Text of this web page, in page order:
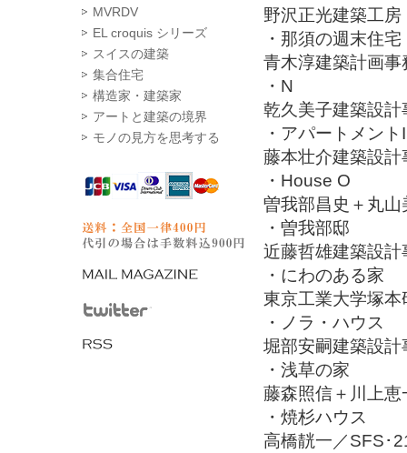
MVRDV
EL croquis シリーズ
スイスの建築
集合住宅
構造家・建築家
アートと建築の境界
モノの見方を思考する
野沢正光建築工房
・那須の週末住宅
青木淳建築計画事
・N
乾久美子建築設計
・アパートメントI
藤本壮介建築設計
・House O
曽我部昌史＋丸山
・曽我部邸
近藤哲雄建築設計
・にわのある家
東京工業大学塚
・ノラ・ハウス
堀部安嗣建築設計
・浅草の家
藤森照信＋川上
・焼杉ハウス
高橋靗一／SFS･